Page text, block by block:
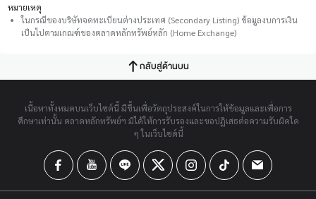
หมายเหตุ
ในกรณีของบริษัทจดทะเบียนต่างประเทศ (Secondary Listing) ข้อมูลงบการเงิน
เป็นไปตามเกณฑ์ของตลาดหลักทรัพย์หลัก (Home Exchange)
กลับสู่ด้านบน
เนื้อหาทั้งหมดบนเว็บไซต์นี้ มีขึ้นเพื่อวัตถุประสงค์ในการให้ข้อมูลและเพื่อการ
ศึกษาเท่านั้น ตลาดหลักทรัพย์ฯ มิได้ให้การรับรองและขอปฏิเสธต่อความรับผิดใด
ๆ ในเว็บไซต์นี้